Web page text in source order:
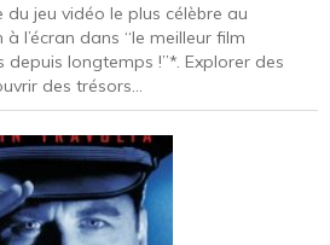
du jeu vidéo le plus célèbre au
à l’écran dans “le meilleur film
depuis longtemps !”*. Explorer des
des trésors...